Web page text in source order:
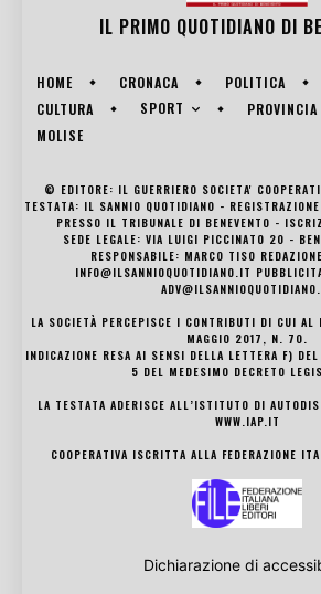
IL PRIMO QUOTIDIANO DI
HOME CRONACA POLITICA
CULTURA
SPORT PROVINCIA
MOLISE
© EDITORE: IL GUERRIERO SOCIETA'
TESTATA: IL SANNIO QUOTIDIANO -
PRESSO IL TRIBUNALE DI BENEVENTO -
SEDE LEGALE: VIA LUIGI PICCINATO 20 -
RESPONSABILE: MARCO TISO
INFO@ILSANNIOQUOTIDIANO.IT
LA SOCIETÀ PERCEPISCE I CONTRIBUTI DI CUI AL
MAGGIO 2017, N. 70.
INDICAZIONE RESA AI SENSI DELLA LETTERA F)
5 DEL MEDESIMO DECRETO
LA TESTATA ADERISCE ALL’ISTITUTO DI
WWW.IAP.IT
COOPERATIVA ISCRITTA ALLA FEDERAZIONE
Dichiarazione di